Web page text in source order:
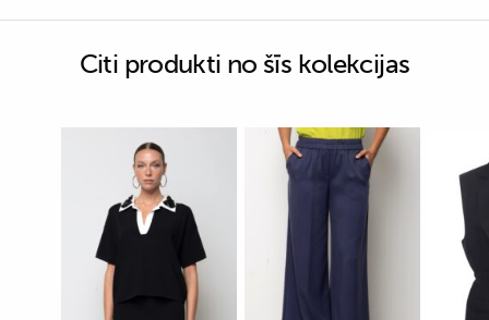
Citi produkti no šīs kolekcijas